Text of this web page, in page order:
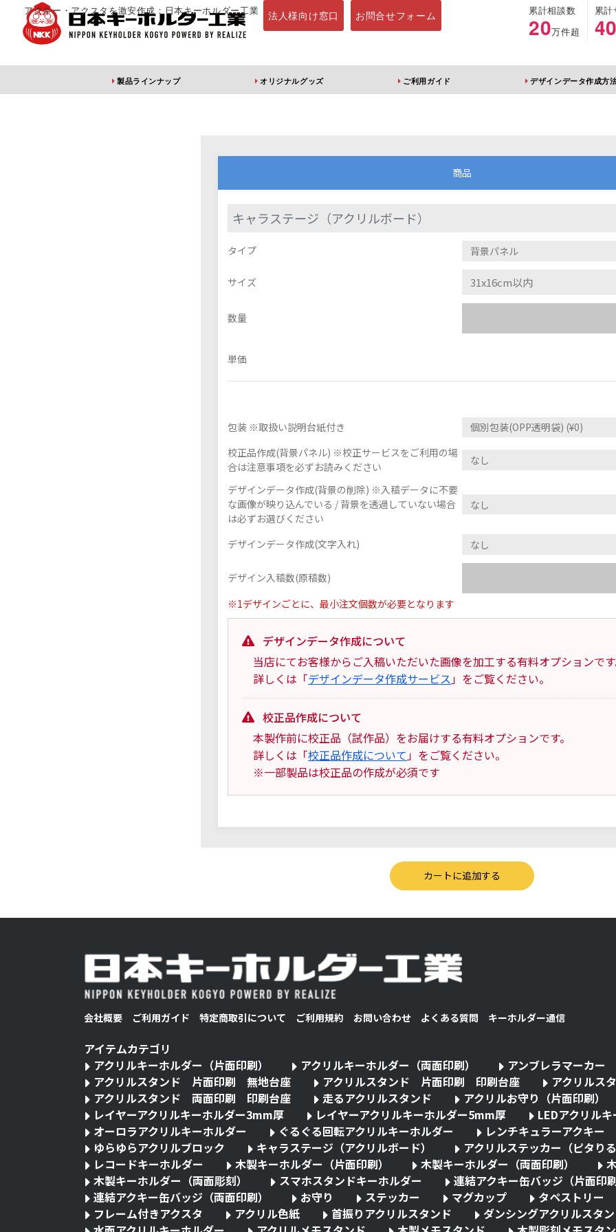
アクキー・アクスタを激安作成：日本キーホルダー工業 法人様向け窓口 お問合せフォーム 累計相談数
20万件超
累
製品ラインナップ オリジナルグッズ ご利用ガイド デザインデータ作成方
アクリルキーホルダー
アクリルスタンド 片
面印刷 無地台座
商品
キャラステージ（アクリルボード）
タイプ
サイズ
数量
単価
包装 ※取扱い説明台紙付き
校正品作成(背景パネル) ※校正サービスをご利用の場
合は注意事項を必ずお読みください
デザインデータ作成(背景の削除) ※入稿データに不要
な画像が映り込んでいる / 背景を透過していない場合
は必ずお選びください
デザインデータ作成(文字入れ)
デザイン入稿数(原稿数)
※1デザインごとに、最小注文個数が必要となります
デザインデータ作成について
当店にてお客様からご入稿いただいた画像を加工する有料オプションで
詳しくは「デザインデータ作成サービス 」をご覧ください。
校正品作成について
本製作前に校正品（試作品）をお届けする有料オプションです。
詳しくは「校正品作成について 」をご覧ください。
※一部製品は校正品の作成が必須です
会社概要 ご利用ガイド 特定商取引について ご利用規約 お問い合わせ よくある質問 キーホルダー通信
アイテムカテゴリ
アクリルキーホルダー（片面印刷）
アクリルキーホルダー（両面印刷）
アンブレラマーカー
アクリルスタンド 片面印刷 無地台座
アクリルスタンド 片面印刷 印刷台座
アクリル
アクリルスタンド 両面印刷 印刷台座
走るアクリルスタンド
アクリルお守り（片面印刷）
レイヤーアクリルキーホルダー3mm厚
レイヤーアクリルキーホルダー5mm厚
LEDアクリル
オーロラアクリルキーホルダー
ぐるぐる回転アクリルキーホルダー
レンチキュラーアクキー
ゆらゆらアクリルブロック
キャラステージ（アクリルボード）
アクリルステッカー（ピタり
レコードキーホルダー
木製キーホルダー（片面印刷） 木製キーホルダー（両面印刷）
木製キーホルダー（両面彫刻）
スマホスタンドキーホルダー
連結アクキー缶バッジ（片面印
連結アクキー缶バッジ（両面印刷）
お守り ステッカー マグカップ
タペストリー
フレーム付きアクスタ
アクリル色紙 首振りアクリルスタンド
ダンシングアクリルスタ